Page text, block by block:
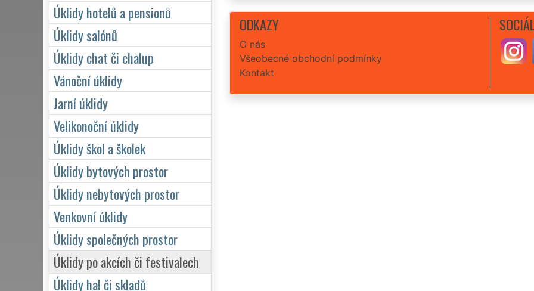
ODKAZY
O nás
Všeobecné obchodní podmínky
Kontakt
Úklidy hotelů a pensionů
Úklidy salónů
Úklidy chat či chalup
Vánoční úklidy
Jarní úklidy
Velikonoční úklidy
Úklidy škol a školek
Úklidy bytových prostor
Úklidy nebytových prostor
Venkovní úklidy
Úklidy společných prostor
Úklidy po akcích či festivalech
Úklidy hal či skladů